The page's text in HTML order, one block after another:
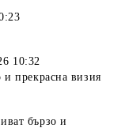
10:32
и прекрасна визия
бързо и